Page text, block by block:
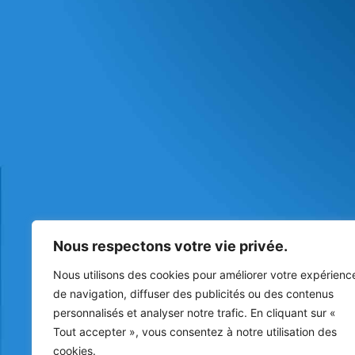
Nous respectons votre vie privée.
Nous utilisons des cookies pour améliorer votre
de navigation, diffuser des publicités ou des contenus
personnalisés et analyser notre trafic. En cliquant sur «
Tout accepter », vous consentez à notre utilisation des
cookies.